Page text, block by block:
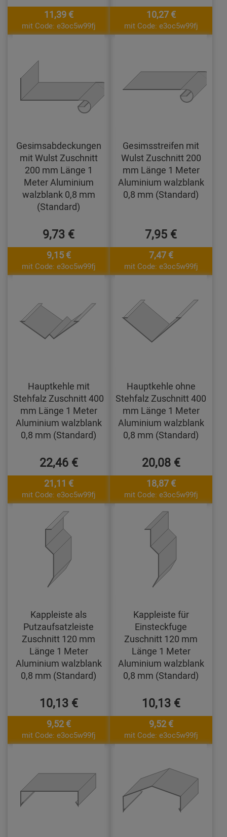
11,39 €
mit Code: e3oc5w99fj
10,27 €
mit Code: e3oc5w99fj
Gesimsabdeckungen
mit Wulst Zuschnitt
200 mm Länge 1
Meter Aluminium
walzblank 0,8 mm
(Standard)
9,73 €
9,15 €
mit Code: e3oc5w99fj
Gesimsstreifen mit
Wulst Zuschnitt 200
mm Länge 1 Meter
Aluminium walzblank
0,8 mm (Standard)
7,95 €
7,47 €
mit Code: e3oc5w99fj
Hauptkehle mit
Stehfalz Zuschnitt 400
mm Länge 1 Meter
Aluminium walzblank
0,8 mm (Standard)
22,46 €
21,11 €
mit Code: e3oc5w99fj
Hauptkehle ohne
Stehfalz Zuschnitt 400
mm Länge 1 Meter
Aluminium walzblank
0,8 mm (Standard)
20,08 €
18,87 €
mit Code: e3oc5w99fj
Kappleiste als
Putzaufsatzleiste
Zuschnitt 120 mm
Länge 1 Meter
Aluminium walzblank
0,8 mm (Standard)
10,13 €
9,52 €
mit Code: e3oc5w99fj
Kappleiste für
Einsteckfuge
Zuschnitt 120 mm
Länge 1 Meter
Aluminium walzblank
0,8 mm (Standard)
10,13 €
9,52 €
mit Code: e3oc5w99fj